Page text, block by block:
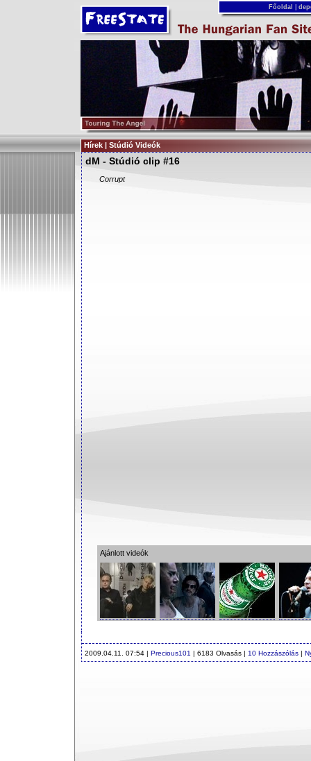
Főoldal
Hírek | Stúdió Videók
dM - Stúdió clip #16
Corrupt
Ajánlott videók
2009.04.11. 07:54 | Precious101 | 6183 Olvasás | 10 Hozzászólás |